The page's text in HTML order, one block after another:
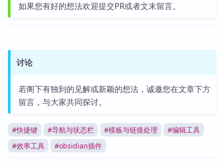
如果您有好的想法欢迎提交PR或者文末留言。
讨论
若阁下有独到的见解或新颖的想法，诚邀您在文章下方
留言，与大家共同探讨。
#快捷键 #导航与状态栏 #模板与链接处理 #编辑工具
#效率工具 #obsidian插件